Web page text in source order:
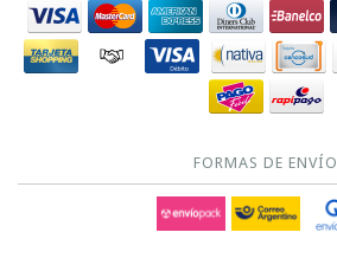
FORMAS DE ENVÍO